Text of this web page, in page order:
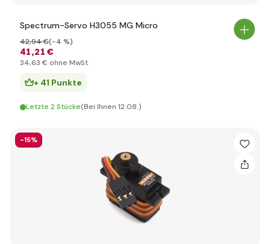
Spectrum-Servo H3055 MG Micro
41,21 €
42,94 €(-4 %)
34,63 € ohne MwSt
+ 41 Punkte
Letzte 2 Stücke(Bei Ihnen 12.08.)
-15%